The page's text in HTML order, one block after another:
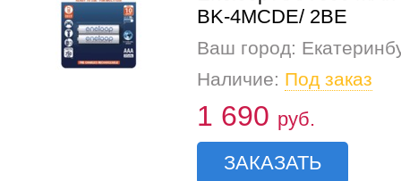
BK-4MCDE/ 2BE
Ваш город:
Наличие: Под заказ
1 690 руб.
ЗАКАЗАТЬ